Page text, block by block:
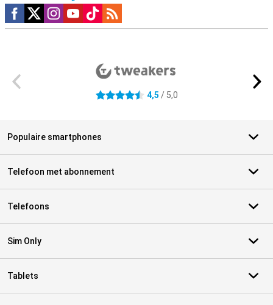
Social media
4.5 sterren 4,5 / 5,0
Populaire smartphones
Telefoon met abonnement
Telefoons
Sim Only
Tablets